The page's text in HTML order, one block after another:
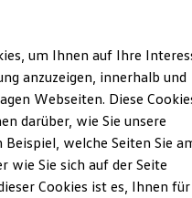
& Inspektion
Volkswagen Nutzfahrzeuge
& Apps
mobile.de
um Ihnen auf Ihre
anzuzeigen, innerhalb und
Webseiten. Diese
darüber, wie Sie unsere
welche Seiten Sie
wie Sie sich auf der Seite
Cookies ist es, Ihnen für